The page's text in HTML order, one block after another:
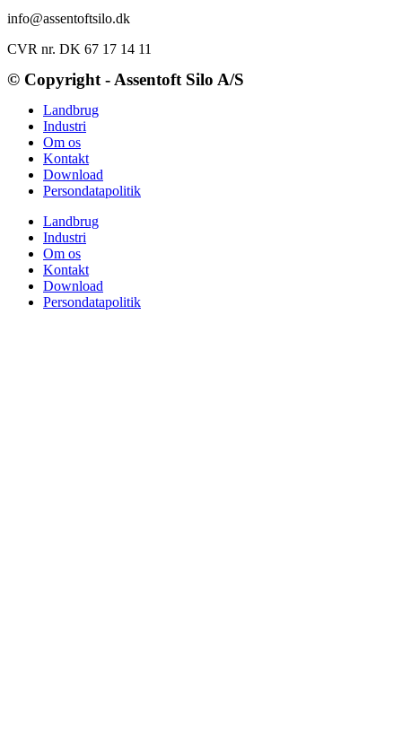
info@assentoftsilo.dk
CVR nr. DK 67 17 14 11
© Copyright - Assentoft Silo A/S
Landbrug
Industri
Om os
Kontakt
Download
Persondatapolitik
Landbrug
Industri
Om os
Kontakt
Download
Persondatapolitik